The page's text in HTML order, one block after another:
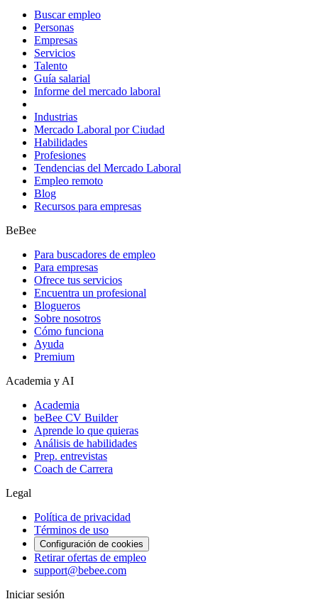
Buscar empleo
Personas
Empresas
Servicios
Talento
Guía salarial
Informe del mercado laboral
Industrias
Mercado Laboral por Ciudad
Habilidades
Profesiones
Tendencias del Mercado Laboral
Empleo remoto
Blog
Recursos para empresas
BeBee
Para buscadores de empleo
Para empresas
Ofrece tus servicios
Encuentra un profesional
Blogueros
Sobre nosotros
Cómo funciona
Ayuda
Premium
Academia y AI
Academia
beBee CV Builder
Aprende lo que quieras
Análisis de habilidades
Prep. entrevistas
Coach de Carrera
Legal
Política de privacidad
Términos de uso
Configuración de cookies
Retirar ofertas de empleo
support@bebee.com
Iniciar sesión